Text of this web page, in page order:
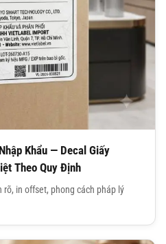
Khẩu — Decal Giấy
Theo Quy Định
in offset, phong cách pháp lý